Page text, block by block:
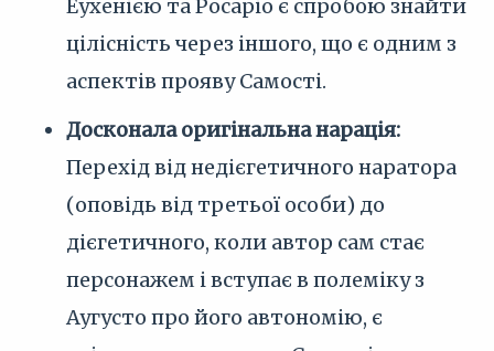
Еухенією та Росаріо є спробою знайти
цілісність через іншого, що є одним з
аспектів прояву Самості.
Досконала оригінальна нарація:
Перехід від недієгетичного наратора
(оповідь від третьої особи) до
дієгетичного, коли автор сам стає
персонажем і вступає в полеміку з
Аугусто про його автономію, є